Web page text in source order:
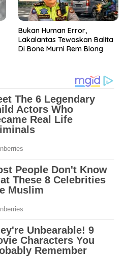
Bukan Human Error,
Lakalantas Tewaskan Balita
Di Bone Murni Rem Blong